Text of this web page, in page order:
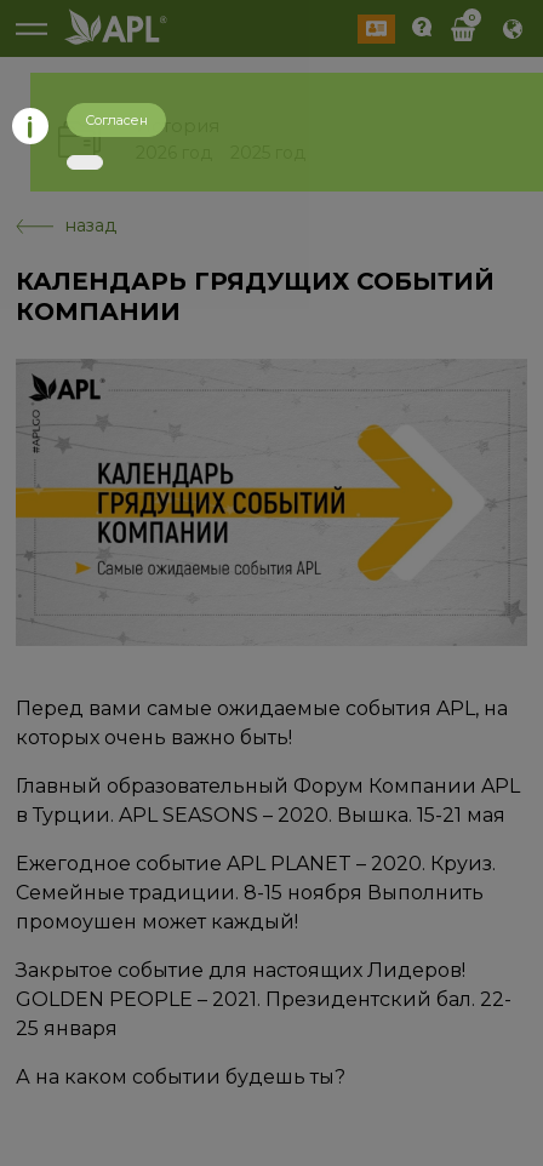
0
История
назад
КАЛЕНДАРЬ ГРЯДУЩИХ СОБЫТИЙ
КОМПАНИИ
Перед вами самые ожидаемые события APL, на
которых очень важно быть!
Главный образовательный Форум Компании APL
в Турции. APL SEASONS – 2020. Вышка. 15-21 мая
Ежегодное событие APL PLANET – 2020. Круиз.
Семейные традиции. 8-15 ноября Выполнить
промоушен может каждый!
Закрытое событие для настоящих Лидеров!
GOLDEN PEOPLE – 2021. Президентский бал. 22-
25 января
А на каком событии будешь ты?
Согласен